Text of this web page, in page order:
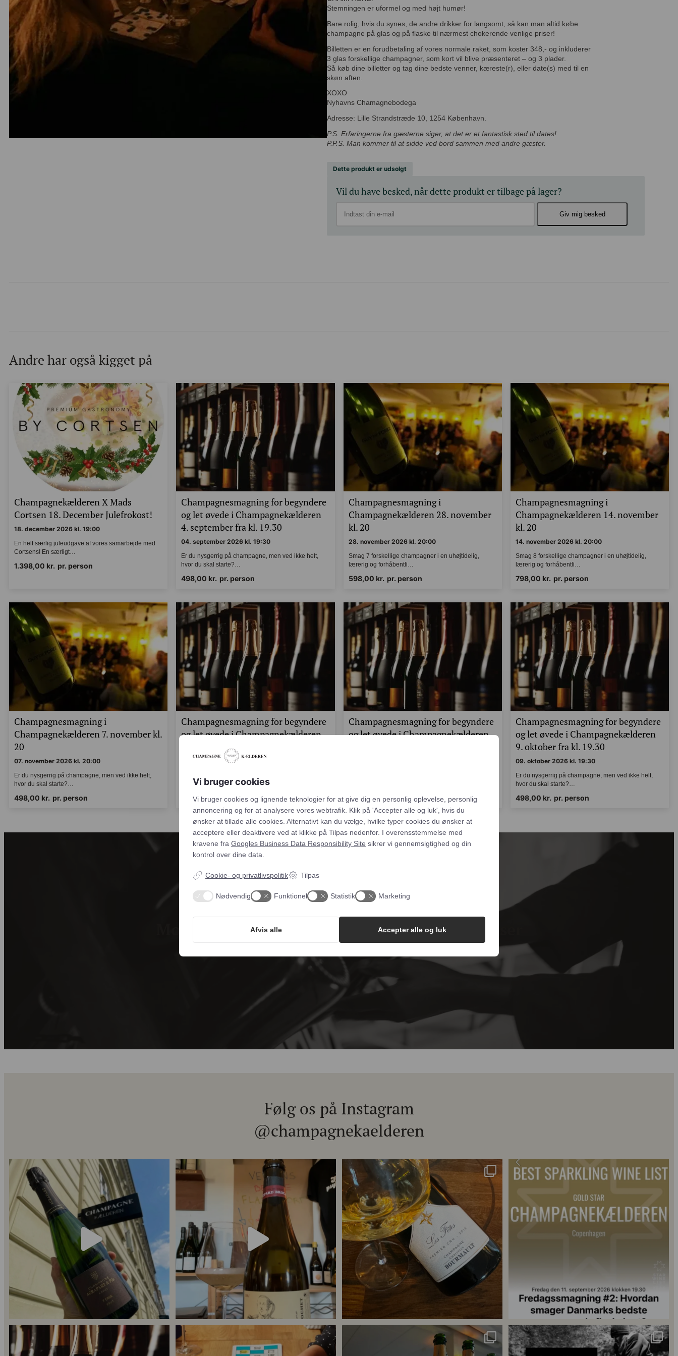
Stemningen er uformel og med højt humør!
Bare rolig, hvis du synes, de andre drikker for langsomt, så kan man altid købe
champagne på glas og på flaske til nærmest chokerende venlige priser!
Billetten er en forudbetaling af vores normale raket, som koster 348,- og
inkluderer 3 glas forskellige champagner, som kort vil blive præsenteret – og 3
plader.
Så køb dine billetter og tag dine bedste venner, kæreste(r), eller date(s) med til
XOXO
P.S. Erfaringerne fra gæsterne siger, at det er et fantastisk sted til dates!
Vil du have besked, når dette produkt er tilbage på lager?
Giv mig besked
Andre har også kigget på
Champagnekælderen X Mads
Cortsen 18. December Julefrokost!
En helt særlig juleudgave af vores samarbejde
med Cortsens! En særligt…
Champagnesmagning for begyndere
og let øvede i Champagnekælderen
4. september fra kl. 19.30
04. september 2026 kl. 19:30
Er du nysgerrig på champagne, men ved ikke helt,
hvor du skal starte?…
Champagnesmagning i
Champagnekælderen 28. november
kl. 20
Smag 7 forskellige champagner i en uhøjtidelig,
lærerig og forhåbentli…
Champagnesmagning i
Champagnekælderen 14. november
kl. 20
Smag 8 forskellige champagner i en uhøjtidelig,
lærerig og forhåbentli…
Champagnesmagning i
Champagnekælderen 7. november kl.
20
07. november 2026 kl. 20:00
Er du nysgerrig på champagne, men ved ikke helt,
hvor du skal starte?…
Champagnesmagning for begyndere
11. december fra kl. 19.30
Er du nysgerrig på champagne, men ved ikke helt,
498,00kr. pr. person
Champagnesmagning for begyndere
498,00kr. pr. person
Champagnesmagning for begyndere
og let øvede i Champagnekælderen
9. oktober fra kl. 19.30
09. oktober 2026 kl. 19:30
Er du nysgerrig på champagne, men ved ikke helt,
hvor du skal starte?…
Modtag champagnenyheder, tips og gode priser
Tilmeld dig vores nyhedsbrev og modtag eksklusive champagnenyheder, tips og gode priser
Følg os på Instagram
@champagnekaelderen
Kun 8 billetter tilbage til vores fredagssmagning
53
Mød Gaspard Brochet 333.F Brut Nature: den du skal...
40 1
Christian Bourmalt, Les Fetes 2018 🍾
24
Fredagssmagningerne lever – og de næste er lige...
Er du helt ny indenfor champagne, og gerne vil... Kan man få for meget champagne? Nææææ…Kan
man...
Tusind tak til @minglr_netvaerk_for_singler for at... René Geoffroy er en af Champagnes ældste...
Vi bruger cookies
Vi bruger cookies og lignende teknologier for at give dig en personlig oplevelse,
personlig annoncering og for at analysere vores webtrafik. Klik på 'Accepter alle og
luk', hvis du ønsker at tillade alle cookies. Alternativt kan du vælge, hvilke typer
cookies du ønsker at acceptere eller deaktivere ved at klikke på Tilpas nedenfor. I
overensstemmelse med kravene fraGoogles Business Data Responsibility Sitesikrer vi
gennemsigtighed og din kontrol over dine data.
Cookie- og privatlivspolitik Tilpas
Nødvendig Funktionel Statistik Marketing
Afvis alle Accepter alle og luk
Få en rabatkode på
Tilmeld dig vores nyhedsbrev og modtag champagnenyheder,
tips og gode priser
modtage SMS og e-mails fra Champagnekælderen
unsubscribe.
Handelsbetingelser.
Tilmeld